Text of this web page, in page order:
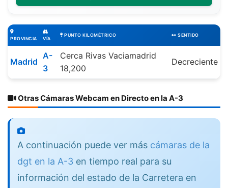
PROVINCIA VÍA
PUNTO KILOMÉTRICO SENTIDO
Madrid
A-
3
Cerca Rivas Vaciamadrid
18,200
Decreciente
Otras Cámaras Webcam en Directo en la A-3
A continuación puede ver más cámaras de la
dgt en la A-3 en tiempo real para su
información del estado de la Carretera en